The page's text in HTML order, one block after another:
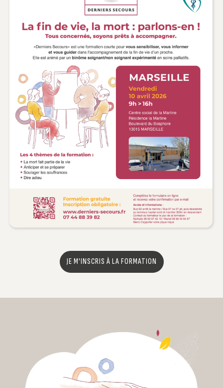
JE M'INSCRIS À LA FORMATION